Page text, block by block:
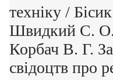
техніку /
Швидкий С.
Корбач В. Г.
свідоцтв про